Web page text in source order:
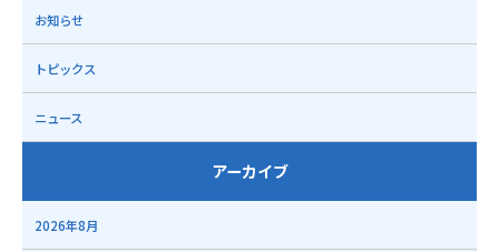
お知らせ
トピックス
ニュース
アーカイブ
2026年8月